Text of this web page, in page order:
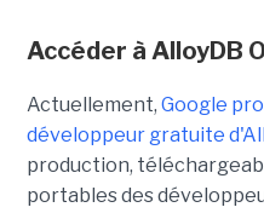
Accéder à AlloyDB
Actuellement, Google
développeur gratuite
production,
portables des